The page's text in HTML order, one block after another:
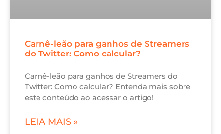
Carnê-leão para ganhos de Streamers
do Twitter: Como calcular?
Carnê-leão para ganhos de Streamers do
Twitter: Como calcular? Entenda mais sobre
este conteúdo ao acessar o artigo!
LEIA MAIS »